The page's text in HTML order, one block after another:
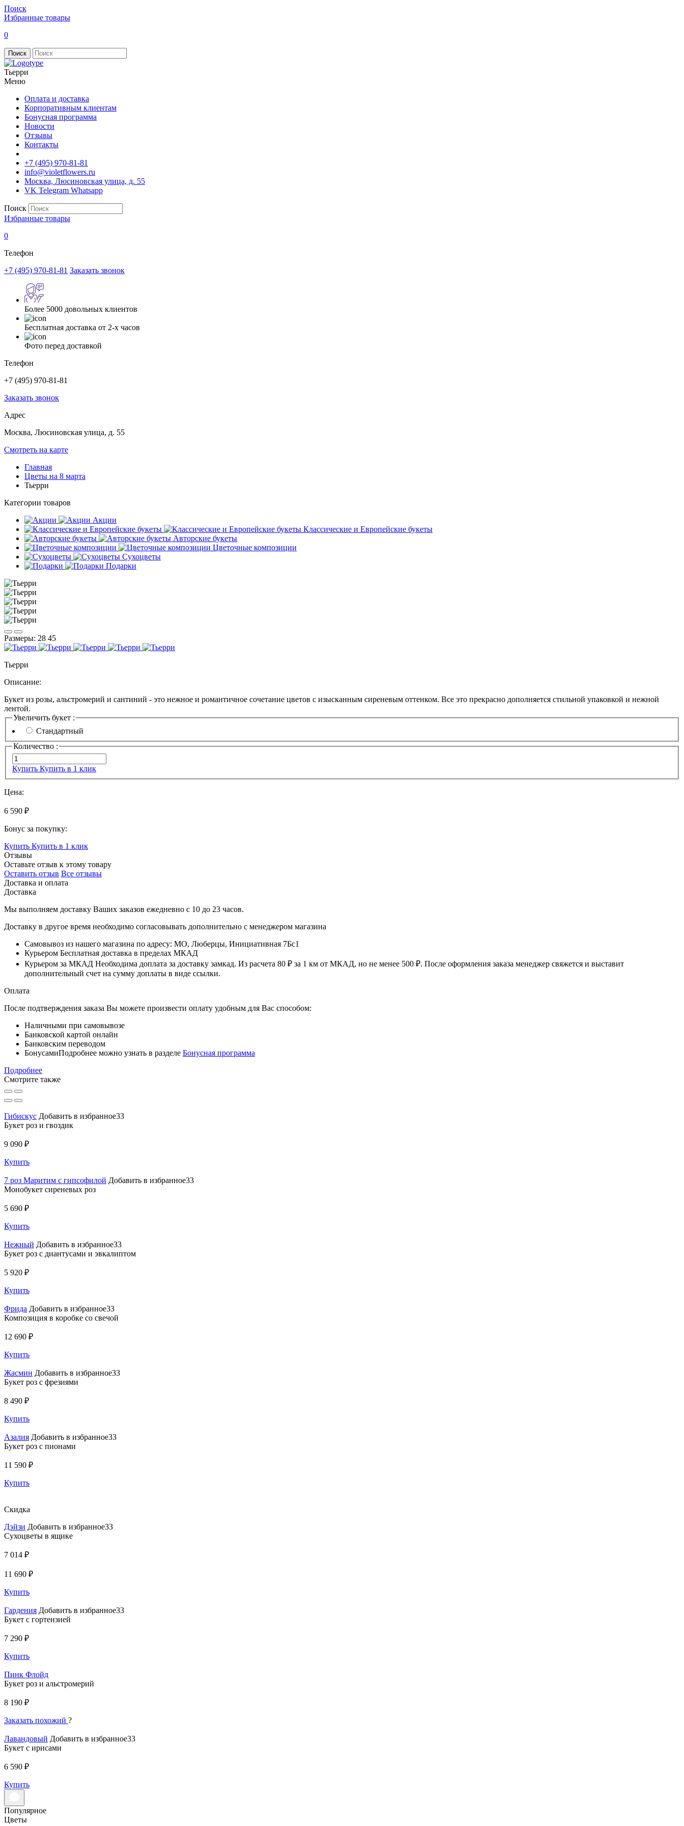
Поиск
Избранные товары
0
Поиск
Тьерри
Меню
Оплата и доставка
Корпоративным клиентам
Бонусная программа
Новости
Отзывы
Контакты
+7 (495) 970-81-81
info@violetflowers.ru
Москва, Люсиновская улица, д. 55
VK Telegram Whatsapp
Поиск
Избранные товары
0
Телефон
+7 (495) 970-81-81 Заказать звонок
Более 5000 довольных клиентов
Бесплатная доставка от 2-х часов
Фото перед доставкой
Телефон
+7 (495) 970-81-81
Заказать звонок
Адрес
Москва, Люсиновская улица, д. 55
Смотреть на карте
Главная
Цветы на 8 марта
Тьерри
Категории товаров
Акции
Классические и Европейские букеты
Авторские букеты
Цветочные композиции
Сухоцветы
Подарки
Размеры: 28 45
Тьерри
Описание:
Букет из розы, альстромерий и сантиний - это нежное и романтичное сочетание цветов с изысканным сиреневым оттенком. Все это прекрасно дополняется стильной упаковкой и нежной
лентой.
Увеличить букет :
Стандартный
Количество :
Купить Купить в 1 клик
Цена:
6 590 ₽
Бонус за покупку:
Купить Купить в 1 клик
Отзывы
Оставьте отзыв к этому товару
Оставить отзыв Все отзывы
Доставка и оплата
Доставка
Мы выполняем доставку Ваших заказов ежедневно с 10 до 23 часов.
Доставку в другое время необходимо согласовывать дополнительно с менеджером магазина
Самовывоз из нашего магазина по адресу: МО, Люберцы, Инициативная 7Бс1
Курьером Бесплатная доставка в пределах МКАД
Курьером за МКАД Необходима доплата за доставку замкад. Из расчета 80 ₽ за 1 км от МКАД, но не менее 500 ₽. После оформления заказа менеджер свяжется и выставит
дополнительный счет на сумму доплаты в виде ссылки.
Оплата
После подтверждения заказа Вы можете произвести оплату удобным для Вас способом:
Наличными при самовывозе
Банковской картой онлайн
Банковским переводом
БонусамиПодробнее можно узнать в разделе Бонусная программа
Подробнее
Смотрите также
Гибискус Добавить в избранное33
Букет роз и гвоздик
9 090 ₽
Купить
7 роз Маритим с гипсофилой Добавить в избранное33
Монобукет сиреневых роз
5 690 ₽
Купить
Нежный Добавить в избранное33
Букет роз с диантусами и эвкалиптом
5 920 ₽
Купить
Фрида Добавить в избранное33
Композиция в коробке со свечой
12 690 ₽
Купить
Жасмин Добавить в избранное33
Букет роз с фрезиями
8 490 ₽
Купить
Азалия Добавить в избранное33
Букет роз с пионами
11 590 ₽
Купить
Скидка
Дэйзи Добавить в избранное33
Сухоцветы в ящике
7 014 ₽
11 690 ₽
Купить
Гардения Добавить в избранное33
Букет с гортензией
7 290 ₽
Купить
Пинк Флойд
Букет роз и альстромерий
8 190 ₽
Заказать похожий ?
Лавандовый Добавить в избранное33
Букет с ирисами
6 590 ₽
Купить
Популярное
Цветы